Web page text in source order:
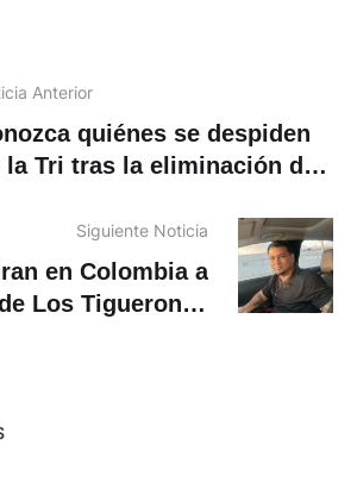
Anterior
quiénes se despiden
la Tri tras la eliminación del
Siguiente Noticia
en Colombia a
Los Tiguerones